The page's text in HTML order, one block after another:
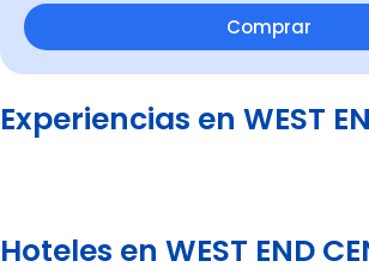
Comprar
Experiencias en WEST
Hoteles en WEST END